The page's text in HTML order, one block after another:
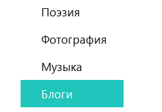
Главное меню
Поэзия
Фотография
Музыка
Блоги